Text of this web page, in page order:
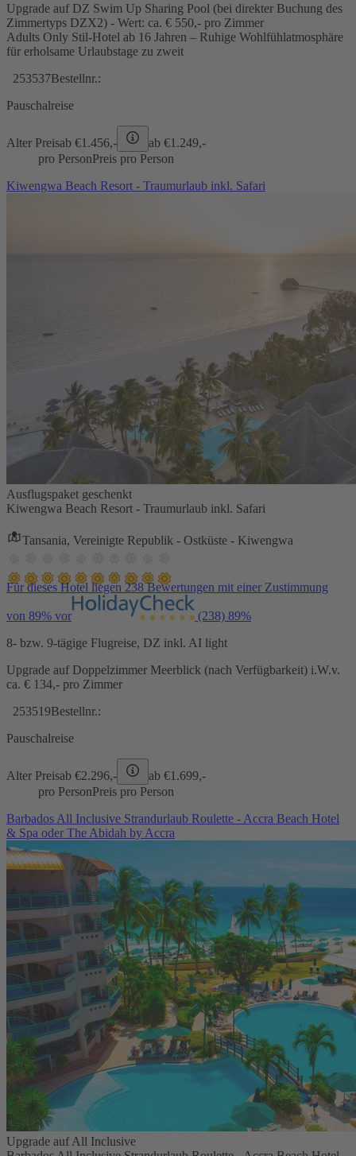
Upgrade auf DZ Swim Up Sharing Pool (bei direkter Buchung des
Zimmertyps DZX2) - Wert: ca. € 550,- pro Zimmer
Adults Only Stil-Hotel ab 16 Jahren – Ruhige Wohlfühlatmosphäre
für erholsame Urlaubstage zu zweit
253537Bestellnr.:
Pauschalreise
Alter Preisab €1.456,- ab €1.249,-
pro PersonPreis pro Person
Kiwengwa Beach Resort - Traumurlaub inkl. Safari
Ausflugspaket geschenkt
Kiwengwa Beach Resort - Traumurlaub inkl. Safari
Tansania, Vereinigte Republik - Ostküste - Kiwengwa
Für dieses Hotel liegen 238 Bewertungen mit einer Zustimmung
von 89% vor (238) 89%
8- bzw. 9-tägige Flugreise, DZ inkl. AI light
Upgrade auf Doppelzimmer Meerblick (nach Verfügbarkeit) i.W.v.
ca. € 134,- pro Zimmer
253519Bestellnr.:
Pauschalreise
Alter Preisab €2.296,- ab €1.699,-
pro PersonPreis pro Person
Barbados All Inclusive Strandurlaub Roulette - Accra Beach Hotel
& Spa oder The Abidah by Accra
Upgrade auf All Inclusive